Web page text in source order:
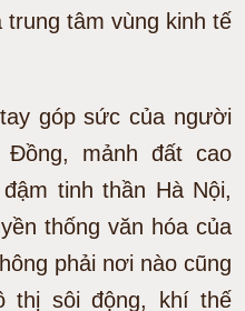
tâm vùng kinh tế
góp sức của người
mảnh đất cao
tinh thần Hà Nội,
thống văn hóa của
phải nơi nào cũng
thị sôi động, khí thế